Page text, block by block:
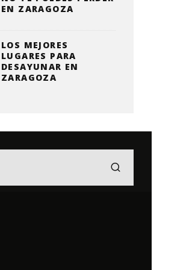
EN ZARAGOZA
LOS MEJORES
LUGARES PARA
DESAYUNAR EN
ZARAGOZA